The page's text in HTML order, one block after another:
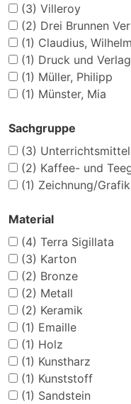
(3) Villeroy
(2) Drei Brunnen
(1) Claudius,
(1) Druck und
(1) Müller, Philipp
(1) Münster, Mia
Sachgruppe
(3) Unterrichtsmittel
(2) Kaffee- und
(1) Zeichnung/Grafik
Material
(4) Terra Sigillata
(3) Karton
(2) Bronze
(2) Metall
(2) Keramik
(1) Emaille
(1) Holz
(1) Kunstharz
(1) Kunststoff
(1) Sandstein